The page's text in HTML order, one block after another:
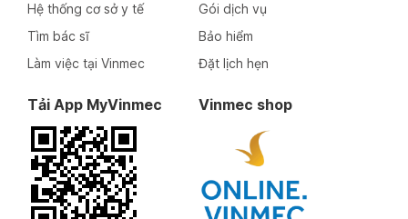
Hệ thống cơ sở y tế
Tìm bác sĩ
Làm việc tại Vinmec
Gói dịch vụ
Bảo hiểm
Đặt lịch hẹn
Tải App MyVinmec Vinmec shop